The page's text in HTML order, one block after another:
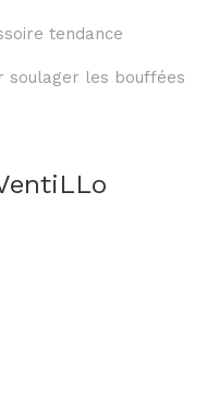
tendance
soulager les bouffées